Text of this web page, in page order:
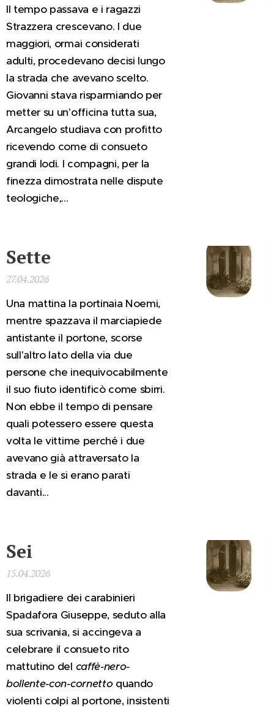
Il tempo passava e i ragazzi
Strazzera crescevano. I due
maggiori, ormai considerati
adulti, procedevano decisi lungo
la strada che avevano scelto.
Giovanni stava risparmiando per
metter su un'officina tutta sua,
Arcangelo studiava con profitto
ricevendo come di consueto
grandi lodi. I compagni, per la
finezza dimostrata nelle dispute
teologiche,...
Sette
27.04.2026
Una mattina la portinaia Noemi,
mentre spazzava il marciapiede
antistante il portone, scorse
sull'altro lato della via due
persone che inequivocabilmente
il suo fiuto identificò come sbirri.
Non ebbe il tempo di pensare
quali potessero essere questa
volta le vittime perché i due
avevano già attraversato la
strada e le si erano parati
davanti...
Sei
15.04.2026
Il brigadiere dei carabinieri
Spadafora Giuseppe, seduto alla
sua scrivania, si accingeva a
celebrare il consueto rito
mattutino del caffè-nero-
bollente-con-cornettoquando
violenti colpi al portone, insistenti